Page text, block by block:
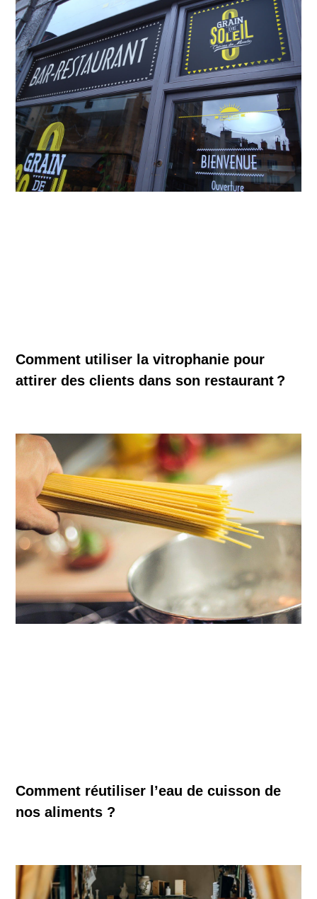
Comment utiliser la vitrophanie pour
attirer des clients dans son restaurant ?
Comment réutiliser l’eau de cuisson de
nos aliments ?